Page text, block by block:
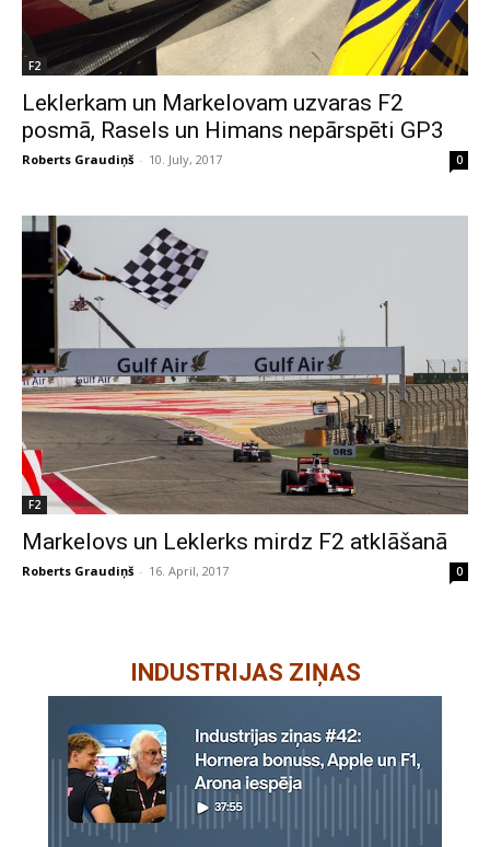
F2
Leklerkam un Markelovam uzvaras F2
posmā, Rasels un Himans nepārspēti GP3
Roberts Graudiņš - 10. July, 2017 0
F2
Markelovs un Leklerks mirdz F2 atklāšanā
Roberts Graudiņš - 16. April, 2017 0
INDUSTRIJAS ZIŅAS